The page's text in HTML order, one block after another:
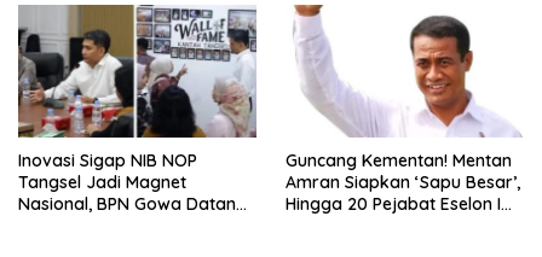
Inovasi Sigap NIB NOP
Tangsel Jadi Magnet
Nasional, BPN Gowa Datang
Guncang Kementan! Mentan
Amran Siapkan ‘Sapu Besar’,
Hingga 20 Pejabat Eselon I